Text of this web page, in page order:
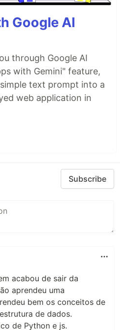
Google AI
through Google AI
with Gemini" feature,
text prompt into a
web application in
Subscribe
acabou de sair da
aprendeu uma
bem os conceitos de
de dados.
de Python e js.